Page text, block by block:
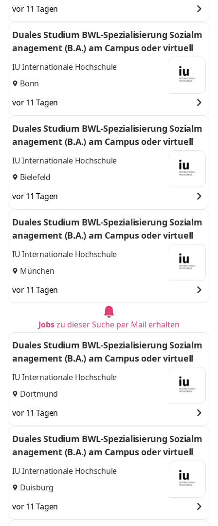
vor 11 Tagen
Duales Studium BWL-Spezialisierung Sozialm
anagement (B.A.) am Campus oder virtuell
IU Internationale Hochschule
Bonn
vor 11 Tagen
Duales Studium BWL-Spezialisierung Sozialm
anagement (B.A.) am Campus oder virtuell
IU Internationale Hochschule
Bielefeld
vor 11 Tagen
Duales Studium BWL-Spezialisierung Sozialm
anagement (B.A.) am Campus oder virtuell
IU Internationale Hochschule
München
vor 11 Tagen
Jobszu dieser Suche per Mail erhalten
Duales Studium BWL-Spezialisierung Sozialm
anagement (B.A.) am Campus oder virtuell
IU Internationale Hochschule
Dortmund
vor 11 Tagen
Duales Studium BWL-Spezialisierung Sozialm
anagement (B.A.) am Campus oder virtuell
IU Internationale Hochschule
Duisburg
vor 11 Tagen